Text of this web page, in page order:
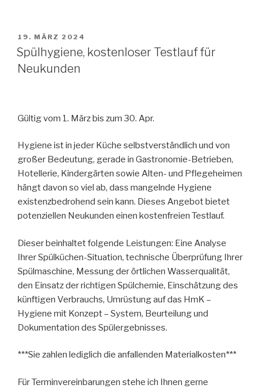
VERÖFFENTLICHT
AM
19. MÄRZ 2024
Spülhygiene, kostenloser Testlauf für
Neukunden
Gültig vom 1. März bis zum 30. Apr.
Hygiene ist in jeder Küche selbstverständlich und von
großer Bedeutung, gerade in Gastronomie-Betrieben,
Hotellerie, Kindergärten sowie Alten- und Pflegeheimen
hängt davon so viel ab, dass mangelnde Hygiene
existenzbedrohend sein kann. Dieses Angebot bietet
potenziellen Neukunden einen kostenfreien Testlauf.
Dieser beinhaltet folgende Leistungen: Eine Analyse
Ihrer Spülküchen-Situation, technische Überprüfung Ihrer
Spülmaschine, Messung der örtlichen Wasserqualität,
den Einsatz der richtigen Spülchemie, Einschätzung des
künftigen Verbrauchs, Umrüstung auf das HmK –
Hygiene mit Konzept – System, Beurteilung und
Dokumentation des Spülergebnisses.
***Sie zahlen lediglich die anfallenden Materialkosten***
Für Terminvereinbarungen stehe ich Ihnen gerne